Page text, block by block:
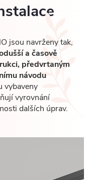
jsou navrženy tak,
a časově
předvrtaným
návodu
vybaveny
vyrovnání
dalších úprav.